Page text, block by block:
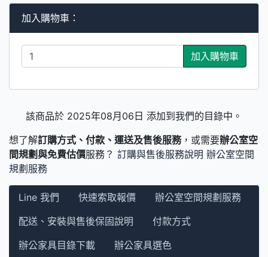
加入購物車：
加入購物車
該商品於 2025年08月06日 添加到我們的目錄中。
想了解訂購方式、付款、運送及售後服務，或需要辦公室空
間規劃與免費估價服務？ 訂購與售後服務說明 辦公室空間
規劃服務
Line 我們 快速索取報價
辦公室空間規劃服務
配送、安裝與售後保固說明
付款方式
辦公家具目錄下載
辦公家具選色